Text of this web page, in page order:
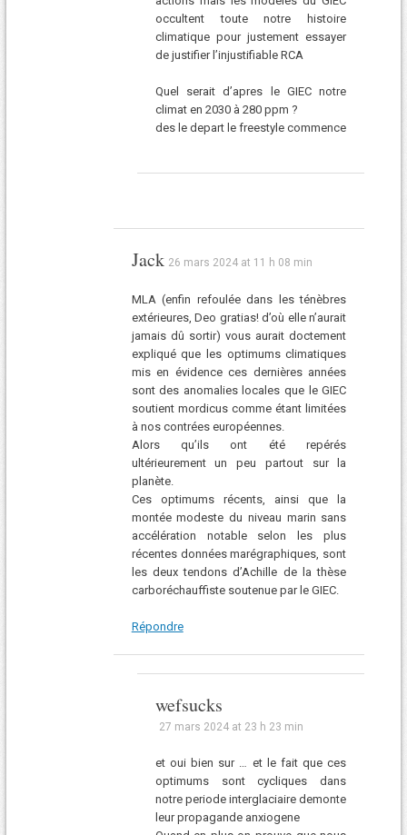
occultent toute notre histoire
climatique pour justement essayer
de justifier l’injustifiable RCA
Quel serait d’apres le GIEC notre
climat en 2030 à 280 ppm ?
des le depart le freestyle commence
Jack 26 mars 2024 at 11 h 08 min
MLA (enfin refoulée dans les ténèbres
extérieures, Deo gratias! d’où elle n’aurait
jamais dû sortir) vous aurait doctement
expliqué que les optimums climatiques
mis en évidence ces dernières années
sont des anomalies locales que le GIEC
soutient mordicus comme étant limitées
à nos contrées européennes.
Alors qu’ils ont été repérés
ultérieurement un peu partout sur la
planète.
Ces optimums récents, ainsi que la
montée modeste du niveau marin sans
accélération notable selon les plus
récentes données marégraphiques, sont
les deux tendons d’Achille de la thèse
carboréchauffiste soutenue par le GIEC.
Répondre
wefsucks
27 mars 2024 at 23 h 23 min
et oui bien sur … et le fait que ces
optimums sont cycliques dans
notre periode interglaciaire demonte
leur propagande anxiogene